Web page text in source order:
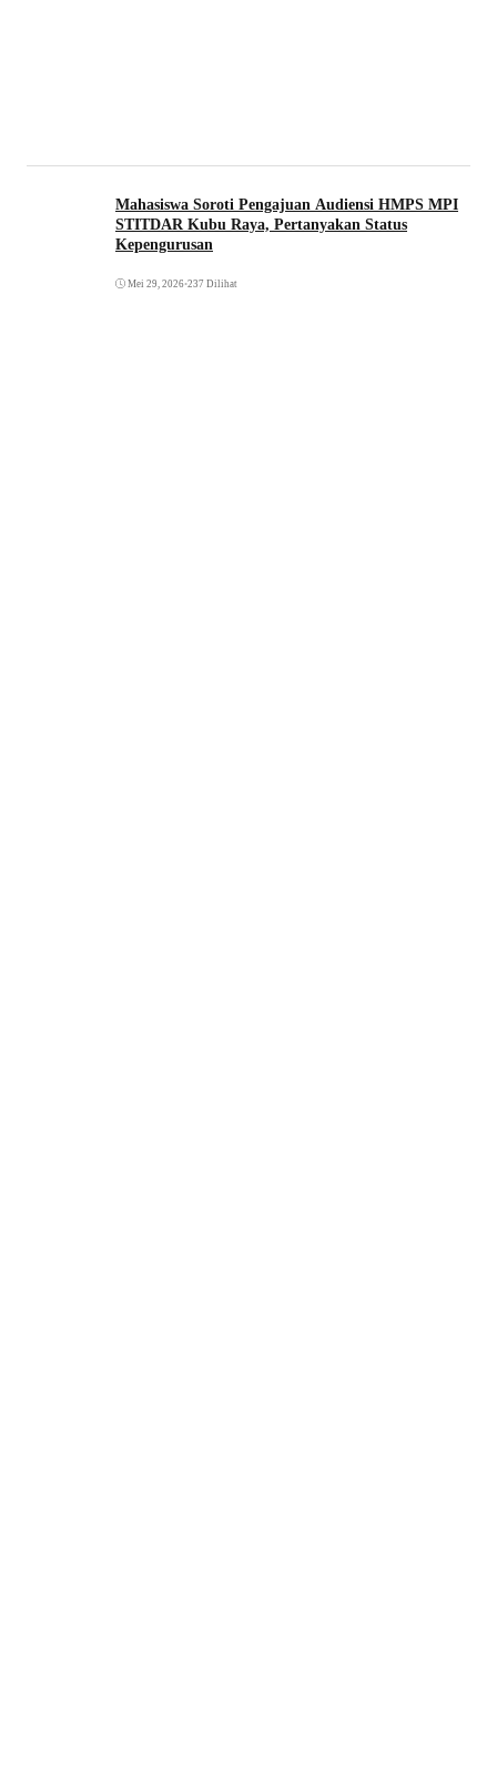
Mahasiswa Soroti Pengajuan Audiensi HMPS MPI
STITDAR Kubu Raya, Pertanyakan Status
Kepengurusan
Mei 29, 2026•237 Dilihat